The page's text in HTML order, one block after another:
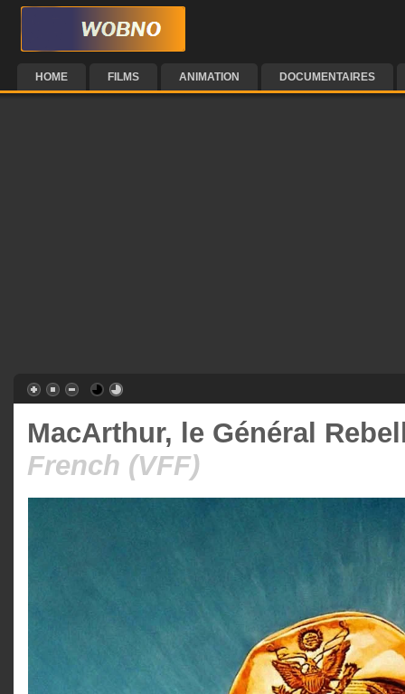
HOME FILMS ANIMATION DOCUMENTAIRES
MacArthur, le Général
French (VFF)